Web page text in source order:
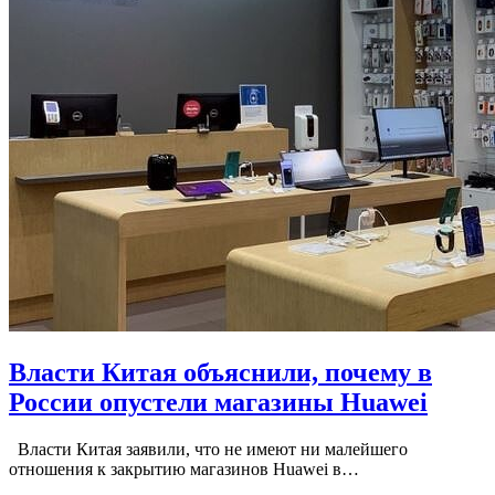
Власти Китая объяснили, почему в
России опустели магазины Huawei
Власти Китая заявили, что не имеют ни малейшего
отношения к закрытию магазинов Huawei в…